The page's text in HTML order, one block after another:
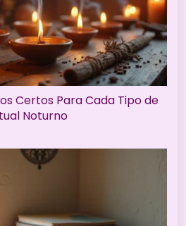
Certos Para Cada Tipo de
Noturno